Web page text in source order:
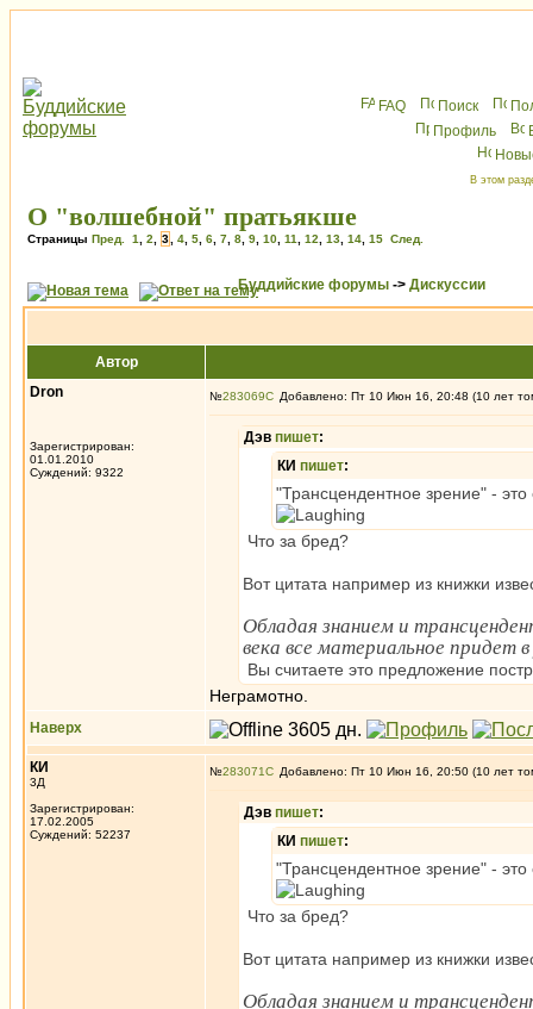
FAQ Поиск
Профиль
В этом
О "волшебной" пратьякше
Страницы Пред. 1 2 3 4 5 6 7 8 9 10 11 12 13 14 15 След.
Буддийские форумы -> Дискуссии
Автор
Dron
Зарегистрирован:
01.01.2010
Суждений: 9322
№283069 Добавлено: Пт 10 Июн 16, 20:48 (10 лет
Дэв пишет:
КИ пишет:
"Трансцендентное зрение" -
Что за бред?
Вот цитата например из книжки
Обладая знанием и
века все материальное придет
Вы считаете это предложение
Неграмотно.
Наверх
КИ
3Д
Зарегистрирован:
17.02.2005
Суждений: 52237
№283071 Добавлено: Пт 10 Июн 16, 20:50 (10 лет
Дэв пишет:
КИ пишет:
"Трансцендентное зрение" -
Что за бред?
Вот цитата например из книжки
Обладая знанием и